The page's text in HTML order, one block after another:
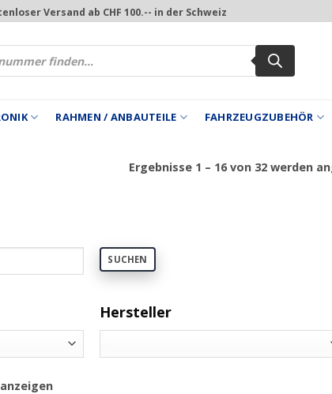
Versand ab CHF 100.-- in der Schweiz
RAHMEN / ANBAUTEILE FAHRZEUGZUBEHÖR
Ergebnisse 1 – 16 von 32 werden
SUCHEN
Hersteller